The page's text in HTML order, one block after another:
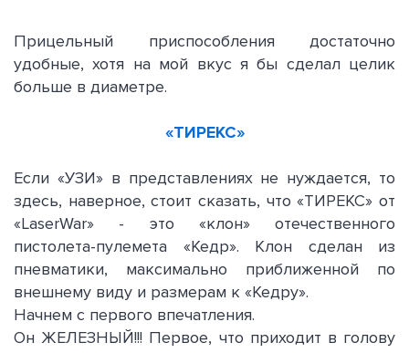
Прицельный приспособления достаточно
удобные, хотя на мой вкус я бы сделал целик
больше в диаметре.
«ТИРЕКС»
Если «УЗИ» в представлениях не нуждается, то
здесь, наверное, стоит сказать, что «ТИРЕКС» от
«LaserWar» - это «клон» отечественного
пистолета-пулемета «Кедр». Клон сделан из
пневматики, максимально приближенной по
внешнему виду и размерам к «Кедру».
Начнем с первого впечатления.
Он ЖЕЛЕЗНЫЙ!!! Первое, что приходит в голову